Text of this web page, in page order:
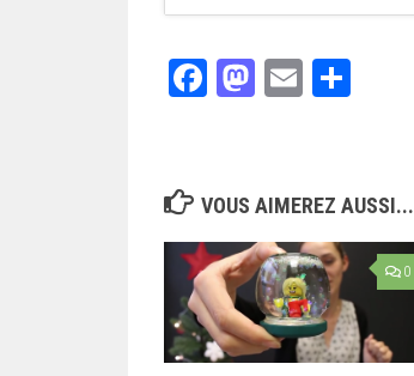
Facebook
Mastodon
Email
VOUS AIMEREZ AUSSI...
0